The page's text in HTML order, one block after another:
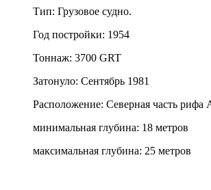
Тип: Грузовое судно.
Год постройки: 1954
Тоннаж: 3700 GRT
Затонуло: Сентябрь 1981
Расположение: Северная часть рифа
минимальная глубина: 18 метров
максимальная глубина: 25 метров